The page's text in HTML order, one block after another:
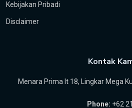
Kebijakan Pribadi
Disclaimer
Kontak
Menara Prima lt 18, Lingkar Mega
Phone: +62